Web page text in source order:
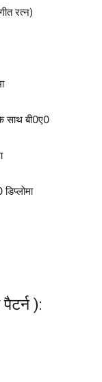
रत्न)
के साथ बी0ए0
):